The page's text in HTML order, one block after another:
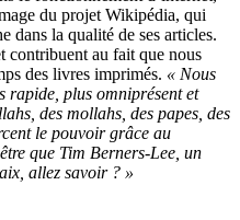
du projet Wikipédia, qui
dans la qualité de ses articles.
contribuent au fait que nous
des livres imprimés. « Nous
rapide, plus omniprésent et
des mollahs, des papes, des
le pouvoir grâce au
que Tim Berners-Lee, un
allez savoir ? »